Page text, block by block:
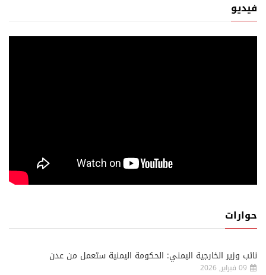
فيديو
حوارات
نائب وزير الخارجية اليمني: الحكومة اليمنية ستعمل من عدن
09 فبراير, 2026